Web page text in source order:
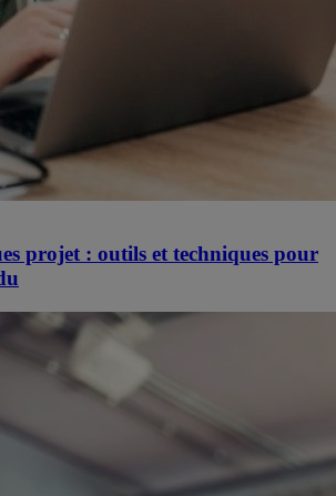
projet : outils et techniques pour